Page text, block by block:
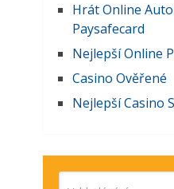
Hrát Online
Paysafecard
Nejlepší Online
Casino Ověřené
Nejlepší Casino